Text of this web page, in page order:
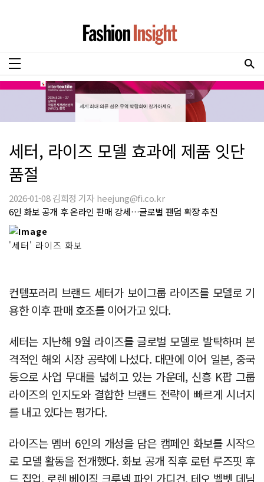
세터, 라이즈 모델 효과에 제품 잇단
품절
2026-01-08 김희정 기자 heejung@fi.co.kr
6인 화보 공개 후 온라인 판매 강세…글로벌 팬덤 확장 추진
'세터' 라이즈 화보
컨템포러리 브랜드 세터가 보이그룹 라이즈를 모델로 기
용한 이후 판매 호조를 이어가고 있다.
세터는 지난해 9월 라이즈를 글로벌 모델로 발탁하며 본
격적인 해외 시장 공략에 나섰다. 대만에 이어 일본, 중국
등으로 사업 무대를 넓히고 있는 가운데, 신흥 K팝 그룹
라이즈의 인지도와 결합한 브랜드 전략이 빠르게 시너지
를 내고 있다는 평가다.
라이즈는 멤버 6인의 개성을 담은 캠페인 화보를 시작으
로 모델 활동을 전개했다. 화보 공개 직후 로턴 루즈핏 후
드 집업, 로렌 베이직 크루넥 파인 가디건, 테오 벨벳 데님